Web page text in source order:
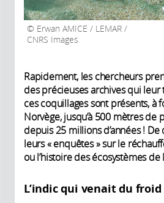
Erwan AMICE / LEMAR /
CNRS Images
Rapidement, les chercheurs
des précieuses archives qui leur
ces coquillages sont présents, à
Norvège, jusqu’à 500 mètres de
depuis 25 millions ­d’années !
leurs « enquêtes » sur le
ou l’histoire des éco­systèmes de
L’indic qui venait du froid